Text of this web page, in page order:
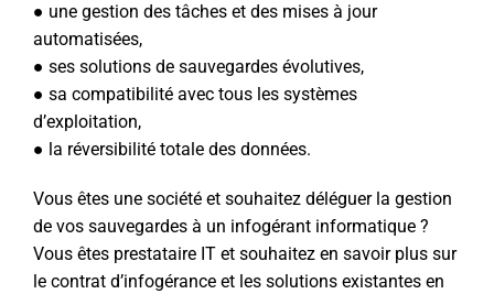
● une gestion des tâches et des mises à jour
automatisées,
● ses solutions de sauvegardes évolutives,
● sa compatibilité avec tous les systèmes
d’exploitation,
● la réversibilité totale des données.
Vous êtes une société et souhaitez déléguer la gestion
de vos sauvegardes à un infogérant informatique ?
Vous êtes prestataire IT et souhaitez en savoir plus sur
le contrat d’infogérance et les solutions existantes en